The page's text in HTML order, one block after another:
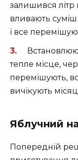
залишився
вливають
і все
тепле місце,
перемішують,
вичікують
Яблучний
Попередній